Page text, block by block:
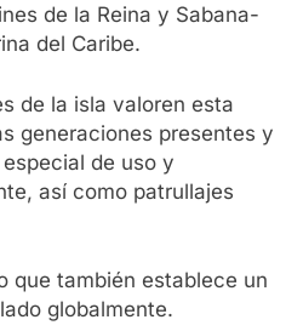
de la Reina y Sabana-
del Caribe.
de la isla valoren esta
generaciones presentes y
de uso y
así como patrullajes
que también establece un
globalmente.